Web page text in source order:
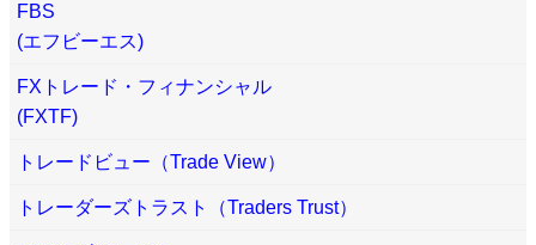
FBS
(エフビーエス)
FXトレード・フィナンシャル
(FXTF)
トレードビュー（Trade View）
トレーダーズトラスト（Traders Trust）